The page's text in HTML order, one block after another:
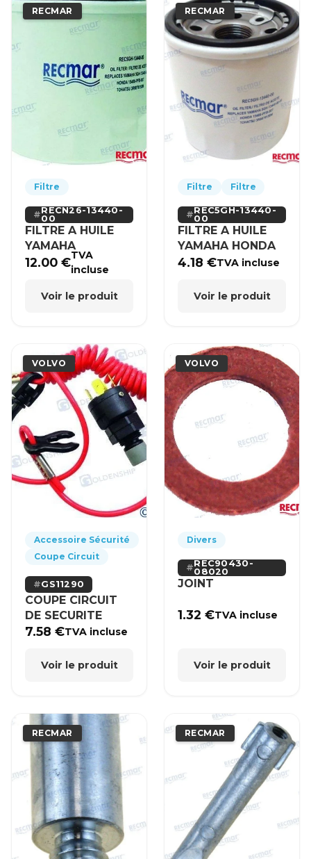
RECMAR
Filtre
RECN26-13440-
00
FILTRE A HUILE
YAMAHA
12.00€TVA
incluse
Voir le produit
RECMAR
Filtre Filtre
REC5GH-13440-
00
FILTRE A HUILE
YAMAHA HONDA
4.18€TVA incluse
Voir le produit
VOLVO
Accessoire Sécurité
Coupe Circuit
GS11290
COUPE CIRCUIT
DE SECURITE
7.58€TVA incluse
Voir le produit
VOLVO
Divers
REC90430-
08020
JOINT
1.32€TVA incluse
Voir le produit
RECMAR RECMAR